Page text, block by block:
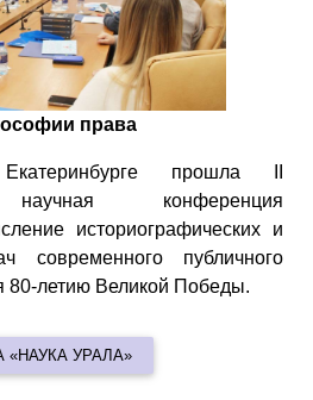
права
прошла II
научная конференция
историографических и
современного публичного
80-летию Великой Победы.
«НАУКА УРАЛА»